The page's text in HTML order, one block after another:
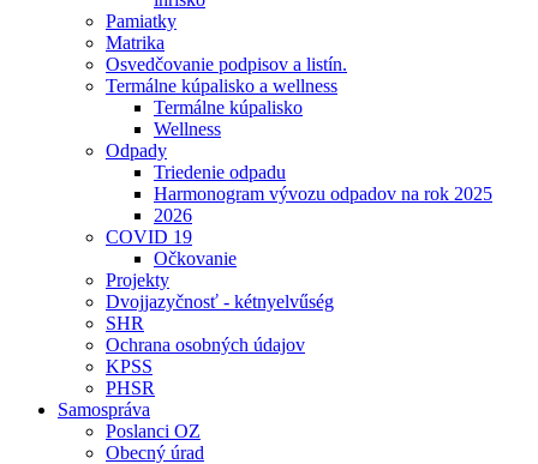
Pamiatky
Matrika
Osvedčovanie podpisov a listín.
Termálne kúpalisko a wellness
Termálne kúpalisko
Wellness
Odpady
Triedenie odpadu
Harmonogram vývozu odpadov na rok 2025
2026
COVID 19
Očkovanie
Projekty
Dvojjazyčnosť - kétnyelvűség
SHR
Ochrana osobných údajov
KPSS
PHSR
Samospráva
Poslanci OZ
Obecný úrad